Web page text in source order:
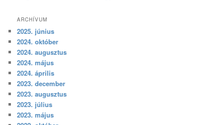
ARCHÍVUM
2025. június
2024. október
2024. augusztus
2024. május
2024. április
2023. december
2023. augusztus
2023. július
2023. május